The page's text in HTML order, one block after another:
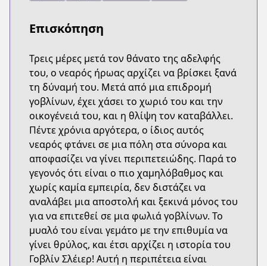
Επισκόπηση
Τρεις μέρες μετά τον θάνατο της αδελφής
του, ο νεαρός ήρωας αρχίζει να βρίσκει ξανά
τη δύναμή του. Μετά από μια επιδρομή
γοβλίνων, έχει χάσει το χωριό του και την
οικογένειά του, και η θλίψη τον καταβάλλει.
Πέντε χρόνια αργότερα, ο ίδιος αυτός
νεαρός φτάνει σε μια πόλη στα σύνορα και
αποφασίζει να γίνει περιπετειώδης. Παρά το
γεγονός ότι είναι ο πιο χαμηλόβαθμος και
χωρίς καμία εμπειρία, δεν διστάζει να
αναλάβει μια αποστολή και ξεκινά μόνος του
για να επιτεθεί σε μια φωλιά γοβλίνων. Το
μυαλό του είναι γεμάτο με την επιθυμία να
γίνει θρύλος, και έτσι αρχίζει η ιστορία του
Γοβλίν Σλέιερ! Αυτή η περιπέτεια είναι